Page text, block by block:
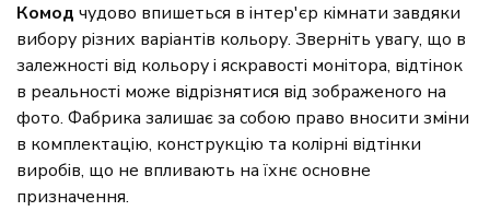
Комод чудово впишеться в інтер'єр кімнати завдяки
вибору різних варіантів кольору. Зверніть увагу, що в
залежності від кольору і яскравості монітора, відтінок
в реальності може відрізнятися від зображеного на
фото. Фабрика залишає за собою право вносити зміни
в комплектацію, конструкцію та колірні відтінки
виробів, що не впливають на їхнє основне
призначення.